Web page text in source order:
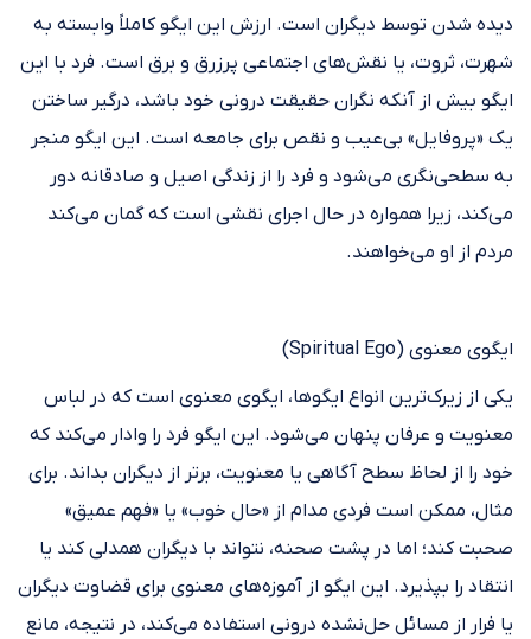
دیده شدن توسط دیگران است. ارزش این ایگو کاملاً وابسته به
شهرت، ثروت، یا نقش‌های اجتماعی پرزرق و برق است. فرد با این
ایگو بیش از آنکه نگران حقیقت درونی خود باشد، درگیر ساختن
یک «پروفایل» بی‌عیب و نقص برای جامعه است. این ایگو منجر
به سطحی‌نگری می‌شود و فرد را از زندگی اصیل و صادقانه دور
می‌کند، زیرا همواره در حال اجرای نقشی است که گمان می‌کند
مردم از او می‌خواهند.
ایگوی معنوی (Spiritual Ego)
یکی از زیرک‌ترین انواع ایگوها، ایگوی معنوی است که در لباس
معنویت و عرفان پنهان می‌شود. این ایگو فرد را وادار می‌کند که
خود را از لحاظ سطح آگاهی یا معنویت، برتر از دیگران بداند. برای
مثال، ممکن است فردی مدام از «حال خوب» یا «فهم عمیق»
صحبت کند؛ اما در پشت صحنه، نتواند با دیگران همدلی کند یا
انتقاد را بپذیرد. این ایگو از آموزه‌های معنوی برای قضاوت دیگران
یا فرار از مسائل حل‌نشده‌ درونی استفاده می‌کند، در نتیجه، مانع